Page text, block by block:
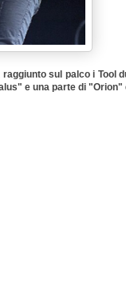
sul palco i Tool
" e una parte di "Orion"